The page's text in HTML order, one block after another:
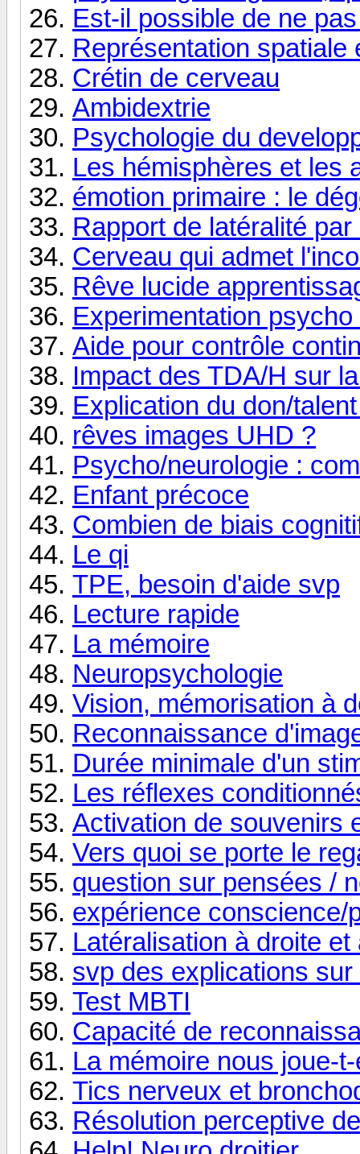
Est-il possible de ne
Représentation spatiale
Crétin de cerveau
Ambidextrie
Psychologie du
Les hémisphères et les
émotion primaire : le
Rapport de latéralité
Cerveau qui admet
Rêve lucide
Experimentation
Aide pour contrôle
Impact des TDA/H sur
Explication du don/
rêves images UHD ?
Psycho/neurologie :
Enfant précoce
Combien de biais
Le qi
TPE, besoin d'aide svp
Lecture rapide
La mémoire
Neuropsychologie
Vision, mémorisation à
Reconnaissance
Durée minimale d'un
Les réflexes
Activation de souvenirs
Vers quoi se porte le
question sur pensées /
expérience conscience/
Latéralisation à droite
svp des explications
Test MBTI
Capacité de
La mémoire nous joue-
Tics nerveux et
Résolution perceptive